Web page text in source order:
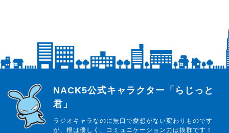
らじっと君
NACK5公式キャラクター「らじっと
君」
ラジオキャラなのに無口で愛想がない変わりものです
が、根は優しく、コミュニケーション力は抜群です！